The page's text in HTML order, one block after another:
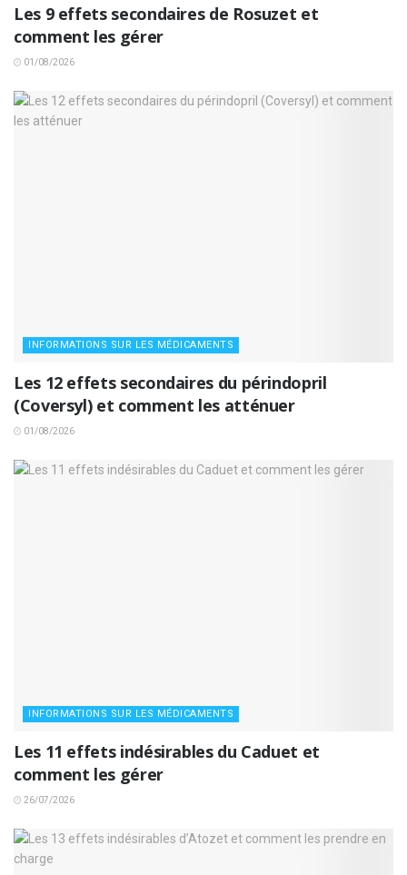
Les 9 effets secondaires de Rosuzet et
comment les gérer
01/08/2026
INFORMATIONS SUR LES MÉDICAMENTS
Les 12 effets secondaires du périndopril
(Coversyl) et comment les atténuer
01/08/2026
INFORMATIONS SUR LES MÉDICAMENTS
Les 11 effets indésirables du Caduet et
comment les gérer
26/07/2026